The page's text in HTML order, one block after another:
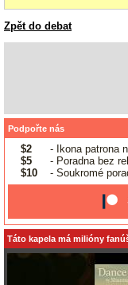
Zpět do debat
Podpořte nás
$2
- Ikona patrona
$5
- Poradna bez
$10
- Soukromé
Táto kapela má milióny